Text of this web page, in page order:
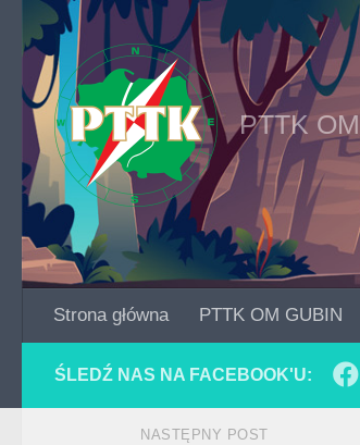
Skip to content
PTTK
Strona główna PTTK OM GUBIN
ŚLEDŹ NAS NA FACEBOOK'U:
NASTĘPNY POST